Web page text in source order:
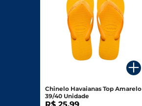
Chinelo Havaianas Top Amarelo
39/40 Unidade